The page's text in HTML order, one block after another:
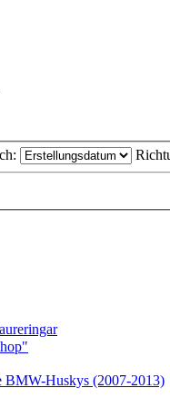
BMW-Huskys (2007-2013)